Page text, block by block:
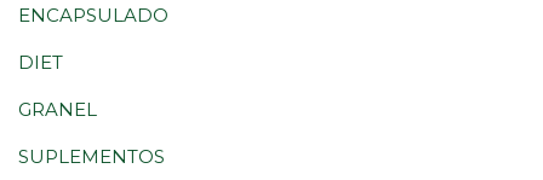
ENCAPSULADO
DIET
GRANEL
SUPLEMENTOS